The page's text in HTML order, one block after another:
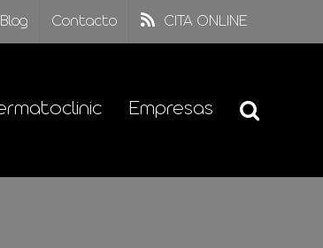
Blog Contacto CITA ONLINE
Empresas